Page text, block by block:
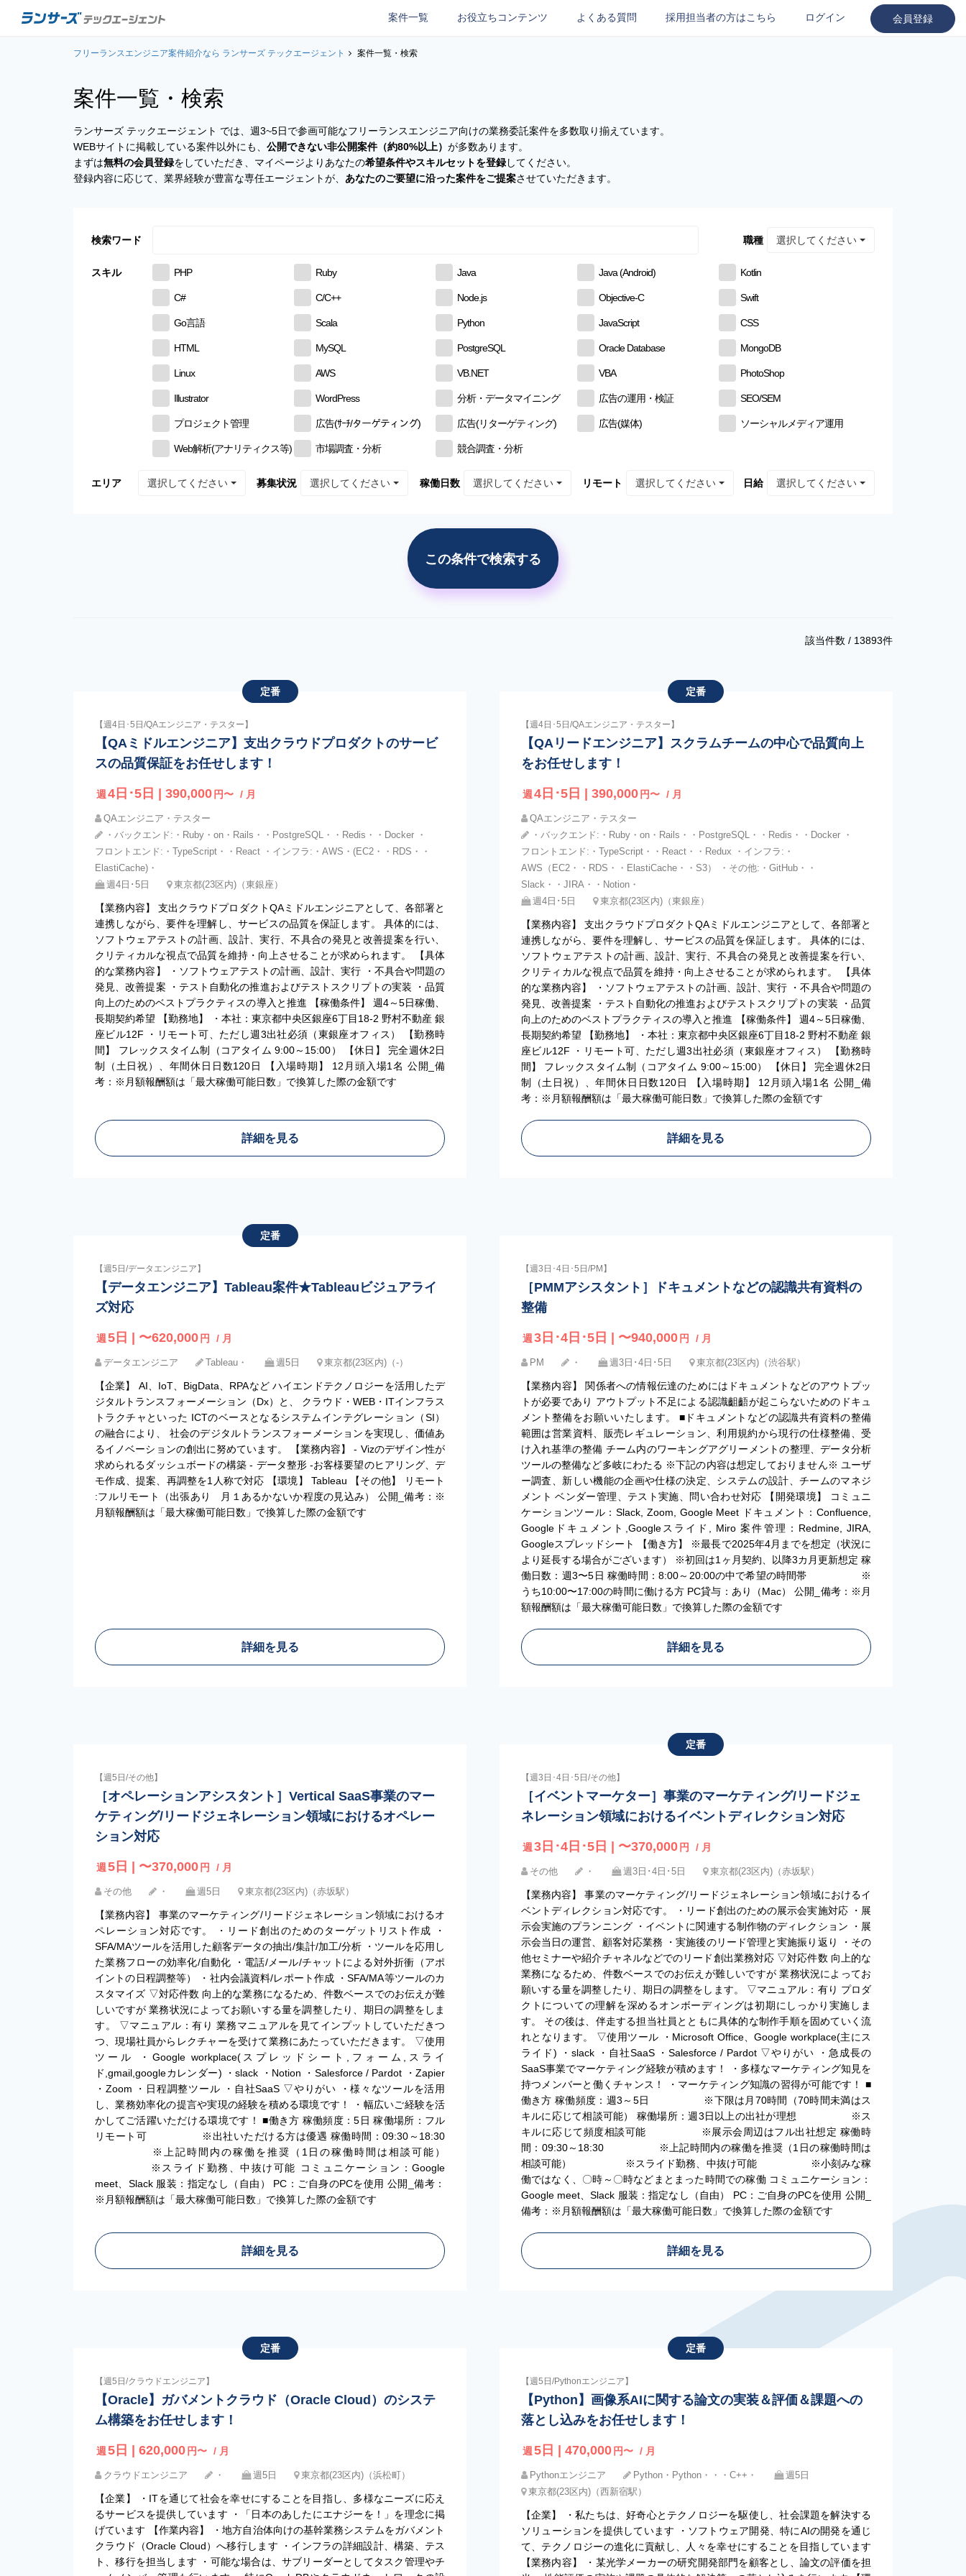
案件一覧 お役立ちコンテンツ よくある質問 採用担当者の方はこちら ログイン 会員登録
フリーランスエンジニア案件紹介なら ランサーズ テックエージェント 案件一覧・検索
案件一覧・検索
ランサーズ テックエージェント では、週3~5日で参画可能なフリーランスエンジニア向けの業務委託案件を多数取り揃えています。
WEBサイトに掲載している案件以外にも、 公開できない非公開案件（約80%以上） が多数あります。
まずは無料の会員登録をしていただき、マイページよりあなたの希望条件やスキルセットを登録してください。
登録内容に応じて、業界経験が豊富な専任エージェントが、 あなたのご要望に沿った案件をご提案させていただきます。
検索ワード 職種 選択してください
スキル PHP Ruby Java Java (Android) Kotlin
C# C/C++ Node.js Objective-C Swift
Go言語 Scala Python JavaScript CSS
HTML MySQL PostgreSQL Oracle Database MongoDB
Linux AWS VB.NET VBA PhotoShop
Illustrator WordPress 分析・データマイニング 広告の運用・検証 SEO/SEM
プロジェクト管理 広告(ｻｰﾁ/ターゲティング) 広告(リターゲティング) 広告(媒体) ソーシャルメディア運用
Web解析(アナリティクス等) 市場調査・分析 競合調査・分析
エリア 選択してください 募集状況 選択してください 稼働日数 選択してください リモート 選択してください 日給 選択してください
この条件で検索する
該当件数 / 13893件
定番
【週4日･5日/QAエンジニア・テスター】
【QAミドルエンジニア】支出クラウドプロダクトのサービ
スの品質保証をお任せします！
週 4日･5日 | 390,000 円〜 / 月
QAエンジニア・テスター
・バックエンド:・Ruby・on・Rails・・PostgreSQL・・Redis・・Docker ・
フロントエンド:・TypeScript・・React ・インフラ:・AWS・(EC2・・RDS・・
ElastiCache)・
週4日･5日
東京都(23区内)（東銀座）
【業務内容】 支出クラウドプロダクトQAミドルエンジニアとして、各部署と
連携しながら、要件を理解し、サービスの品質を保証します。 具体的には、
ソフトウェアテストの計画、設計、実行、不具合の発見と改善提案を行い、
クリティカルな視点で品質を維持・向上させることが求められます。 【具体
的な業務内容】 ・ソフトウェアテストの計画、設計、実行 ・不具合や問題の
発見、改善提案 ・テスト自動化の推進およびテストスクリプトの実装 ・品質
向上のためのベストプラクティスの導入と推進 【稼働条件】 週4～5日稼働、
長期契約希望 【勤務地】 ・本社：東京都中央区銀座6丁目18-2 野村不動産 銀
座ビル12F ・リモート可、ただし週3出社必須（東銀座オフィス） 【勤務時
間】 フレックスタイム制（コアタイム 9:00～15:00） 【休日】 完全週休2日
制（土日祝）、年間休日日数120日 【入場時期】 12月頭入場1名 公開_備
考：※月額報酬額は「最大稼働可能日数」で換算した際の金額です
詳細を見る
定番
【週4日･5日/QAエンジニア・テスター】
【QAリードエンジニア】スクラムチームの中心で品質向上
をお任せします！
週 4日･5日 | 390,000 円〜 / 月
QAエンジニア・テスター
・バックエンド:・Ruby・on・Rails・・PostgreSQL・・Redis・・Docker ・
フロントエンド:・TypeScript・・React・・Redux ・インフラ:・
AWS（EC2・・RDS・・ElastiCache・・S3） ・その他:・GitHub・・
Slack・・JIRA・・Notion・
週4日･5日
東京都(23区内)（東銀座）
【業務内容】 支出クラウドプロダクトQAミドルエンジニアとして、各部署と
連携しながら、要件を理解し、サービスの品質を保証します。 具体的には、
ソフトウェアテストの計画、設計、実行、不具合の発見と改善提案を行い、
クリティカルな視点で品質を維持・向上させることが求められます。 【具体
的な業務内容】 ・ソフトウェアテストの計画、設計、実行 ・不具合や問題の
発見、改善提案 ・テスト自動化の推進およびテストスクリプトの実装 ・品質
向上のためのベストプラクティスの導入と推進 【稼働条件】 週4～5日稼働、
長期契約希望 【勤務地】 ・本社：東京都中央区銀座6丁目18-2 野村不動産 銀
座ビル12F ・リモート可、ただし週3出社必須（東銀座オフィス） 【勤務時
間】 フレックスタイム制（コアタイム 9:00～15:00） 【休日】 完全週休2日
制（土日祝）、年間休日日数120日 【入場時期】 12月頭入場1名 公開_備
考：※月額報酬額は「最大稼働可能日数」で換算した際の金額です
詳細を見る
定番
【週5日/データエンジニア】
【データエンジニア】Tableau案件★Tableauビジュアライ
ズ対応
週 5日 | 〜620,000 円 / 月
データエンジニア Tableau・ 週5日 東京都(23区内)（-）
【企業】 AI、IoT、BigData、RPAなど ハイエンドテクノロジーを活用したデ
ジタルトランスフォーメーション（Dx）と、 クラウド・WEB・ITインフラス
トラクチャといった ICTのベースとなるシステムインテグレーション（SI）
の融合により、 社会のデジタルトランスフォーメーションを実現し、価値あ
るイノベーションの創出に努めています。 【業務内容】 - Vizのデザイン性が
求められるダッシュボードの構築 - データ整形 -お客様要望のヒアリング、デ
モ作成、提案、再調整を1人称で対応 【環境】 Tableau 【その他】 リモート
:フルリモート（出張あり 月１あるかないか程度の見込み） 公開_備考：※
月額報酬額は「最大稼働可能日数」で換算した際の金額です
詳細を見る
【週3日･4日･5日/PM】
［PMMアシスタント］ドキュメントなどの認識共有資料の
整備
週 3日･4日･5日 | 〜940,000 円 / 月
PM ・ 週3日･4日･5日 東京都(23区内)（渋谷駅）
【業務内容】 関係者への情報伝達のためにはドキュメントなどのアウトプッ
トが必要であり アウトプット不足による認識齟齬が起こらないためのドキュ
メント整備をお願いいたします。 ■ドキュメントなどの認識共有資料の整備
範囲は営業資料、販売レギュレーション、利用規約から現行の仕様整備、受
け入れ基準の整備 チーム内のワーキングアグリーメントの整理、データ分析
ツールの整備など多岐にわたる ※下記の内容は想定しておりません※ ユーザ
ー調査、新しい機能の企画や仕様の決定、システムの設計、チームのマネジ
メント ベンダー管理、テスト実施、問い合わせ対応 【開発環境】 コミュニ
ケーションツール：Slack, Zoom, Google Meet ドキュメント：Confluence,
Googleドキュメント,Googleスライド, Miro 案件管理：Redmine, JIRA,
Googleスプレッドシート 【働き方】 ※最長で2025年4月までを想定（状況に
より延長する場合がございます） ※初回は1ヶ月契約、以降3カ月更新想定 稼
働日数：週3〜5日 稼働時間：8:00～20:00の中で希望の時間帯 ※
うち10:00〜17:00の時間に働ける方 PC貸与：あり（Mac） 公開_備考：※月
額報酬額は「最大稼働可能日数」で換算した際の金額です
詳細を見る
【週5日/その他】
［オペレーションアシスタント］Vertical SaaS事業のマー
ケティング/リードジェネレーション領域におけるオペレー
ション対応
週 5日 | 〜370,000 円 / 月
その他 ・ 週5日 東京都(23区内)（赤坂駅）
【業務内容】 事業のマーケティング/リードジェネレーション領域におけるオ
ペレーション対応です。 ・リード創出のためのターゲットリスト作成 ・
SFA/MAツールを活用した顧客データの抽出/集計/加工/分析 ・ツールを応用し
た業務フローの効率化/自動化 ・電話/メール/チャットによる対外折衝（アポ
イントの日程調整等） ・社内会議資料/レポート作成 ・SFA/MA等ツールのカ
スタマイズ ▽対応件数 向上的な業務になるため、件数ベースでのお伝えが難
しいですが 業務状況によってお願いする量を調整したり、期日の調整をしま
す。 ▽マニュアル：有り 業務マニュアルを見てインプットしていただきつ
つ、現場社員からレクチャーを受けて業務にあたっていただきます。 ▽使用
ツール ・Google workplace(スプレッドシート,フォーム,スライ
ド,gmail,googleカレンダー) ・slack ・Notion ・Salesforce / Pardot ・Zapier
・Zoom ・日程調整ツール ・自社SaaS ▽やりがい ・様々なツールを活用
し、業務効率化の提言や実現の経験を積める環境です！ ・幅広いご経験を活
かしてご活躍いただける環境です！ ■働き方 稼働頻度：5日 稼働場所：フル
リモート可 ※出社いただける方は優遇 稼働時間：09:30～18:30
※上記時間内の稼働を推奨（1日の稼働時間は相談可能）
※スライド勤務、中抜け可能 コミュニケーション：Google
meet、Slack 服装：指定なし（自由） PC：ご自身のPCを使用 公開_備考：
※月額報酬額は「最大稼働可能日数」で換算した際の金額です
詳細を見る
定番
【週3日･4日･5日/その他】
［イベントマーケター］事業のマーケティング/リードジェ
ネレーション領域におけるイベントディレクション対応
週 3日･4日･5日 | 〜370,000 円 / 月
その他 ・ 週3日･4日･5日 東京都(23区内)（赤坂駅）
【業務内容】 事業のマーケティング/リードジェネレーション領域におけるイ
ベントディレクション対応です。 ・リード創出のための展示会実施対応 ・展
示会実施のプランニング ・イベントに関連する制作物のディレクション ・展
示会当日の運営、顧客対応業務 ・実施後のリード管理と実施振り返り ・その
他セミナーや紹介チャネルなどでのリード創出業務対応 ▽対応件数 向上的な
業務になるため、件数ベースでのお伝えが難しいですが 業務状況によってお
願いする量を調整したり、期日の調整をします。 ▽マニュアル：有り プロダ
クトについての理解を深めるオンボーディングは初期にしっかり実施しま
す。 その後は、伴走する担当社員とともに具体的な制作手順を固めていく流
れとなります。 ▽使用ツール ・Microsoft Office、Google workplace(主にス
ライド) ・slack ・自社SaaS ・Salesforce / Pardot ▽やりがい ・急成長の
SaaS事業でマーケティング経験が積めます！ ・多様なマーケティング知見を
持つメンバーと働くチャンス！ ・マーケティング知識の習得が可能です！ ■
働き方 稼働頻度：週3～5日 ※下限は月70時間（70時間未満はス
キルに応じて相談可能） 稼働場所：週3日以上の出社が理想 ※ス
キルに応じて頻度相談可能 ※展示会周辺はフル出社想定 稼働時
間：09:30～18:30 ※上記時間内の稼働を推奨（1日の稼働時間は
相談可能） ※スライド勤務、中抜け可能 ※小刻みな稼
働ではなく、〇時～〇時などまとまった時間での稼働 コミュニケーション：
Google meet、Slack 服装：指定なし（自由） PC：ご自身のPCを使用 公開_
備考：※月額報酬額は「最大稼働可能日数」で換算した際の金額です
詳細を見る
定番
【週5日/クラウドエンジニア】
【Oracle】ガバメントクラウド（Oracle Cloud）のシステ
ム構築をお任せします！
週 5日 | 620,000 円〜 / 月
クラウドエンジニア ・ 週5日 東京都(23区内)（浜松町）
【企業】 ・ITを通じて社会を幸せにすることを目指し、多様なニーズに応え
るサービスを提供しています ・「日本のあしたにエナジーを！」を理念に掲
げています 【作業内容】 ・地方自治体向けの基幹業務システムをガバメント
クラウド（Oracle Cloud）へ移行します ・インフラの詳細設計、構築、テス
ト、移行を担当します ・可能な場合は、サブリーダーとしてタスク管理やチ
定番
【週5日/Pythonエンジニア】
【Python】画像系AIに関する論文の実装＆評価＆課題への
落とし込みをお任せします！
週 5日 | 470,000 円〜 / 月
Pythonエンジニア Python・Python・・・C++・
週5日
東京都(23区内)（西新宿駅）
【企業】 ・私たちは、好奇心とテクノロジーを駆使し、社会課題を解決する
ソリューションを提供しています ・ソフトウェア開発、特にAIの開発を通じ
て、テクノロジーの進化に貢献し、人々を幸せにすることを目指しています
【業務内容】 ・某光学メーカーの研究開発部門を顧客とし、論文の評価を担